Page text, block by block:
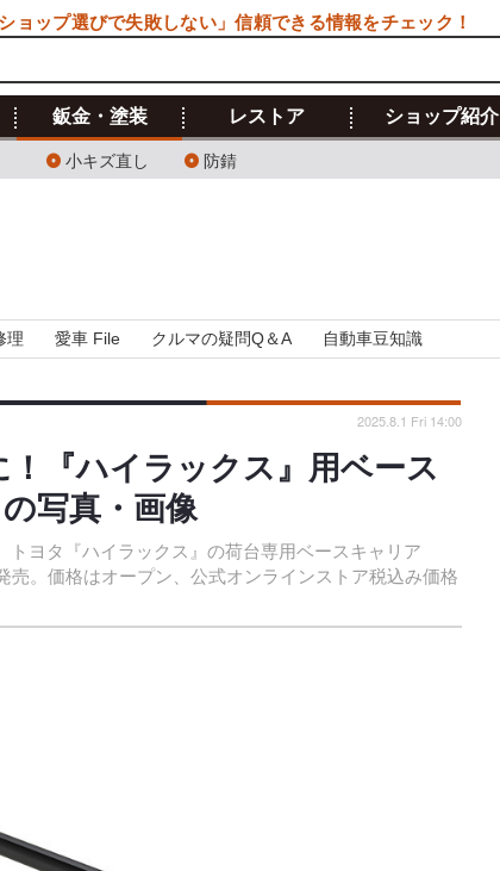
鈑金・塗装
小キズ直し 防錆
レストア ショップ紹介
理 愛車 File クルマの疑問Q＆A 自動車豆知識
『ハイラックス』用ベース
写真・画像
ヨタ『ハイラックス』の荷台専用ベースキャリア
売。価格はオープン、公式オンラインストア税込み価格
2025.8.1 Fri 14:00
ショップ選びで失敗しない」信頼できる情報をチェック！